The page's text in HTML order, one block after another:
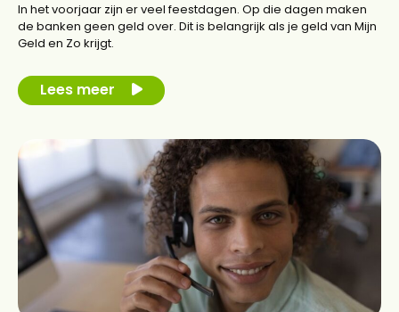
In het voorjaar zijn er veel feestdagen. Op die dagen maken
de banken geen geld over. Dit is belangrijk als je geld van Mijn
Geld en Zo krijgt.
Lees meer